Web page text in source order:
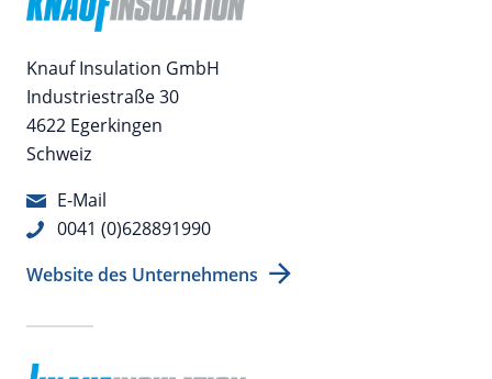
Knauf Insulation GmbH
Industriestraße 30
4622 Egerkingen
Schweiz
E-Mail
0041 (0)628891990
Website des Unternehmens